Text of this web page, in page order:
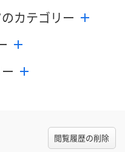
カテゴリー
閲覧履歴の削除